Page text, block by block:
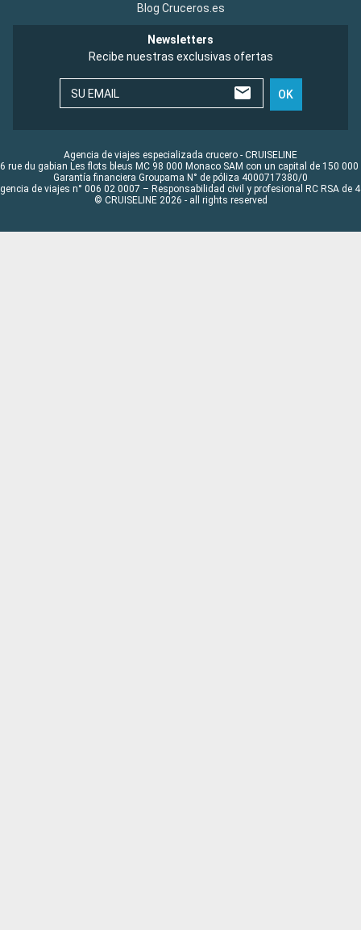
Blog Cruceros.es
Newsletters
Recibe nuestras exclusivas ofertas
SU EMAIL OK
Agencia de viajes especializada crucero - CRUISELINE
rue du gabian Les flots bleus MC 98 000 Monaco SAM con un capital de 150 000
Garantía financiera Groupama N° de póliza 4000717380/0
de viajes n° 006 02 0007 – Responsabilidad civil y profesional RC RSA de
© CRUISELINE 2026 - all rights reserved